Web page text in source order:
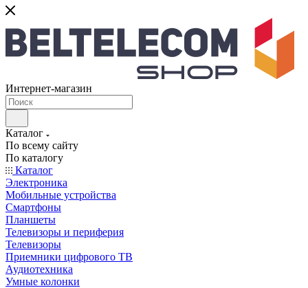
Интернет-магазин
Каталог
По всему сайту
По каталогу
Каталог
Электроника
Мобильные устройства
Смартфоны
Планшеты
Телевизоры и периферия
Телевизоры
Приемники цифрового ТВ
Аудиотехника
Умные колонки